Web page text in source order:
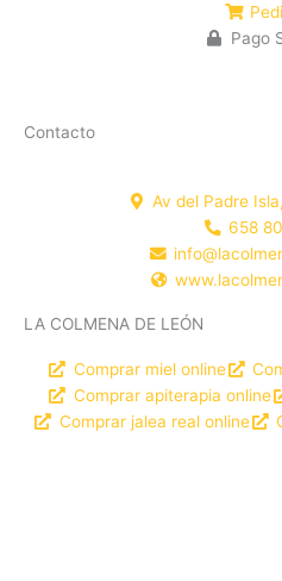
Pago
Contacto
Av del Padre
658
LA COLMENA DE LEÓN
Comprar miel online
Comprar apiterapia online
Comprar jalea real online